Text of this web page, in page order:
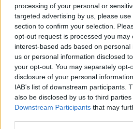
processing of your personal or
targeted advertising by us, please
section to confirm your selection.
opt-out request is processed you may
interest-based ads based on
us or personal information disclosed
your opt-out. You may separately opt-
disclosure of your personal
IAB’s list of downstream participants.
also be disclosed by us to third
Downstream Participants that may
Το ατύχημα του Ρόμπερτ